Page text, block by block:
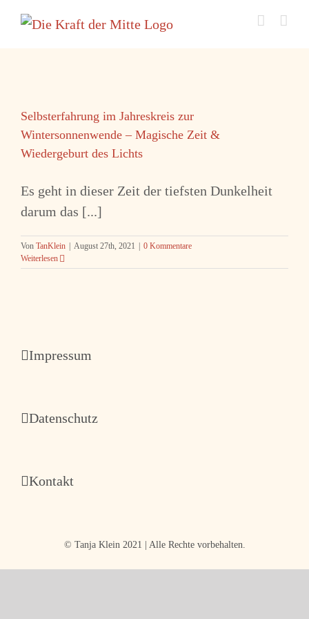
Inhalt
Selbsterfahrung im Jahreskreis zur
Wintersonnenwende – Magische Zeit &
Wiedergeburt des Lichts
Es geht in dieser Zeit der tiefsten Dunkelheit
darum das [...]
Von TanKlein August 27th, 2021
0 Kommentare
Weiterlesen
Impressum
Datenschutz
Kontakt
© Tanja Klein 2021 | Alle Rechte vorbehalten.